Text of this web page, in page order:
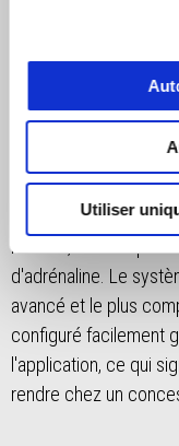
Utiliser
Repousse tes limites
électronique complet
la sécurité à leur
adaptatifs et
logiques de contrôle
l'algorithme analyse
s'adapte de manière
mesure, t'offrant plus
d'adrénaline. Le
avancé et le plus
configuré facilement
l'application, ce qui
rendre chez un